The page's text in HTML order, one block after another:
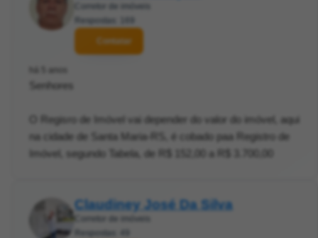
Contatar
Senhores
O Regisro de Imóvel vai depender do valor do imóvel, aqui
na cidade de Santa Maria-RS, é cobado paa Registro de
Imóvel, segundo Tabela, de R$ 152,00 a R$ 3.700,00
Claudiney José Da Silva